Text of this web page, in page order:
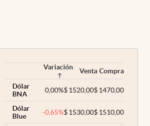
Variación Venta Compra
Dólar
BNA
0,00%$1520,00$1470,00
Dólar
Blue
-0,65%$1530,00$1510,00